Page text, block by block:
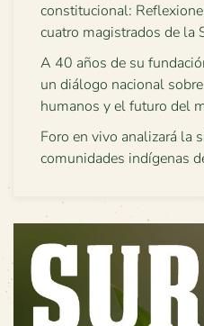
constitucional:
cuatro magistrados de la
A 40 años de su
un diálogo nacional
humanos y el futuro del
Foro en vivo analizará la
comunidades indígenas